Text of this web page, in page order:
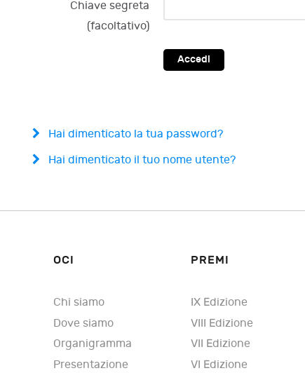
Chiave segreta
(facoltativo)
Accedi
Hai dimenticato la tua password?
Hai dimenticato il tuo nome utente?
OCI
Chi siamo
Dove siamo
Organigramma
Presentazione
PREMI
IX Edizione
VIII Edizione
VII Edizione
VI Edizione